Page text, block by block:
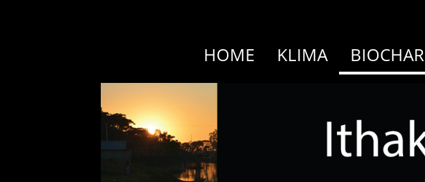
HOME KLIMA BIOCHAR